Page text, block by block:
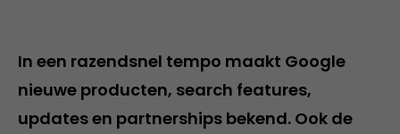
In een razendsnel tempo maakt Google
nieuwe producten, search features,
updates en partnerships bekend. Ook de